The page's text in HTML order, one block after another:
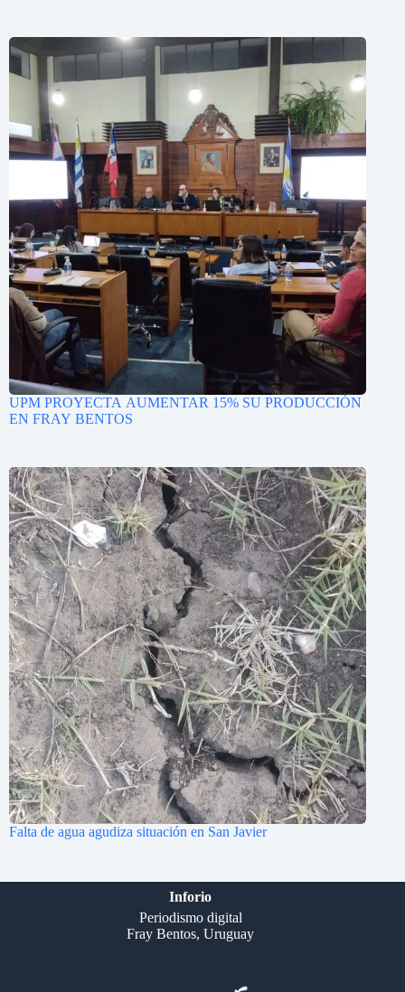
UPM PROYECTA AUMENTAR 15% SU PRODUCCIÓN
EN FRAY BENTOS
Falta de agua agudiza situación en San Javier
Inforio
Periodismo digital
Fray Bentos, Uruguay